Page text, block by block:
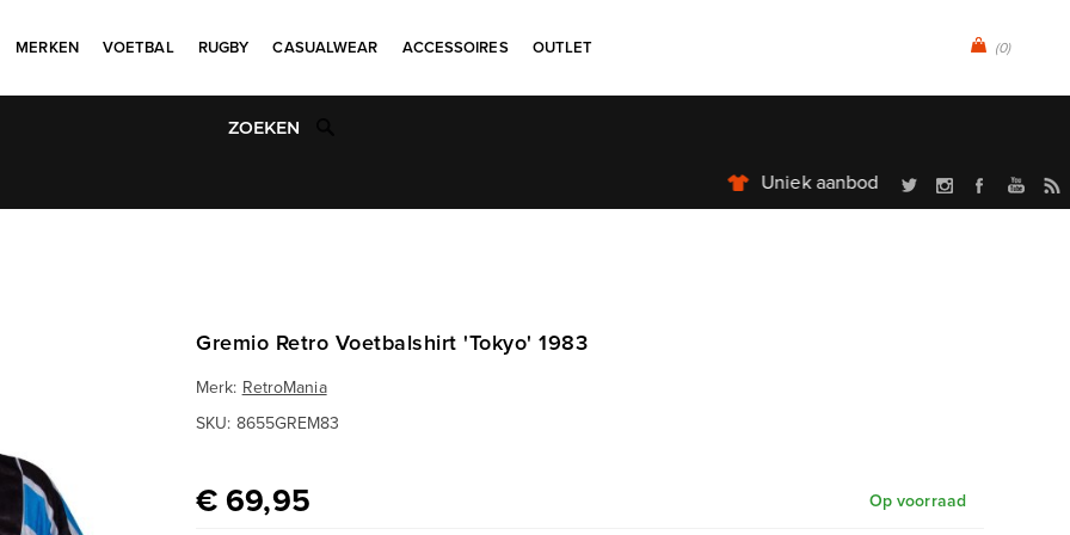
(0)
MERKEN VOETBAL RUGBY CASUALWEAR ACCESSOIRES OUTLET
Gremio Retro Voetbalshirt 'Tokyo' 1983
Merk: RetroMania
SKU: 8655GREM83
€ 69,95 Op voorraad